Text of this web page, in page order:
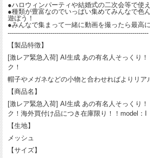
●ハロウィンパーティや結婚式の二次会等で使
●種類が豊富なのでいっぱい集めてみんなで色
遊ぼう！
●みんなで集まって一緒に動画を撮ったら最高
---------------------------------------------------------------------
【製品特徴】
[激レア緊急入荷] AI生成 あの有名人そっくり
ク！
帽子やメガネなどの小物と合わせればよりリア
【商品名】
[激レア緊急入荷] AI生成 あの有名人そっくり
ク！海外買付け品につき在庫限り！！model：I
【生地】
メッシュ
【サイズ】